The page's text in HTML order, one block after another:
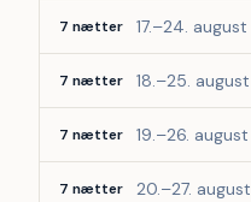
7 nætter 17.–24. august
7 nætter 18.–25. august
7 nætter 19.–26. august
7 nætter 20.–27. august